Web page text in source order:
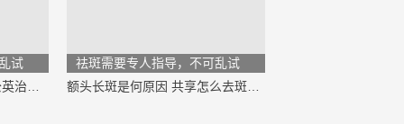
试
遗传性雀斑能根治吗？蒲公英治疗雀斑方法
祛斑需要专人指导，不可乱试
额头长斑是何原因 共享怎么去斑效果最好